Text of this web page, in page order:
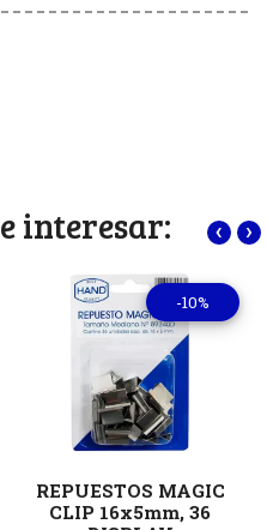
interesar:
-10%
REPUESTOS MAGIC
CLIP 16x5mm, 36
‹ ›